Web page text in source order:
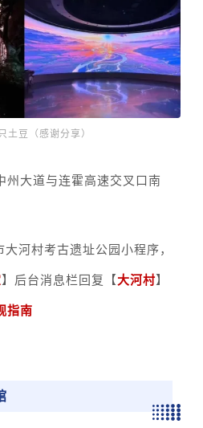
土豆（感谢分享）
州大道与连霍高速交叉口南
大河村考古遗址公园小程序，
】后台消息栏回复【大河村】
指南